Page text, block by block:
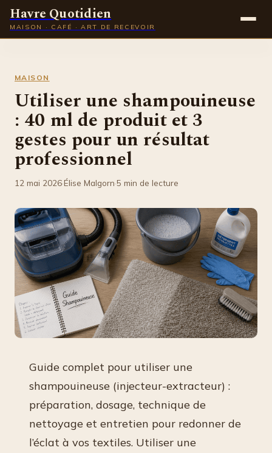
Havre Quotidien
MAISON · CAFÉ · ART DE RECEVOIR
Déco
Lifestyle
MAISON
Utiliser une shampouineuse
: 40 ml de produit et 3
gestes pour un résultat
professionnel
12 mai 2026·Élise Malgorn·5 min de lecture
Guide complet pour utiliser une
shampouineuse (injecteur-extracteur) :
préparation, dosage, technique de
nettoyage et entretien pour redonner de
l’éclat à vos textiles. Utiliser une